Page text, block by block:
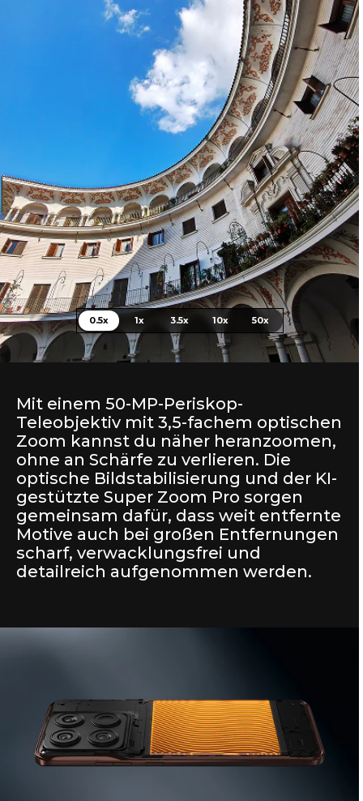
0.5x 1x 3.5x 10x 50x
Mit einem 50-MP-Periskop-
Teleobjektiv mit 3,5-fachem optischen
Zoom kannst du näher heranzoomen,
ohne an Schärfe zu verlieren. Die
optische Bildstabilisierung und der KI-
gestützte Super Zoom Pro sorgen
gemeinsam dafür, dass weit entfernte
Motive auch bei großen Entfernungen
scharf, verwacklungsfrei und
detailreich aufgenommen werden.